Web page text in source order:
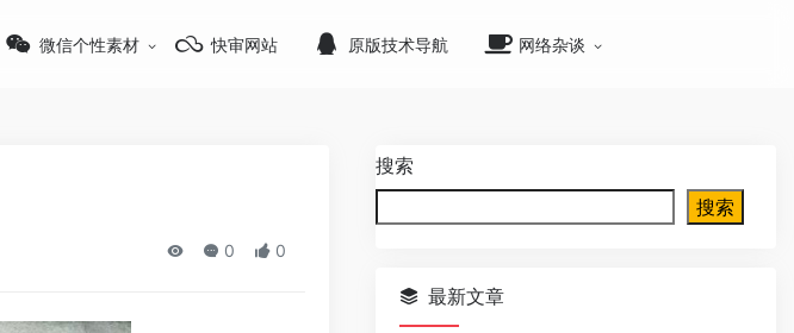
微信个性素材 快审网站 原版技术导航 网络杂谈
0 0
搜索
搜索
最新文章